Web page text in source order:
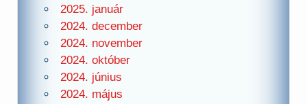
2025. január
2024. december
2024. november
2024. október
2024. június
2024. május